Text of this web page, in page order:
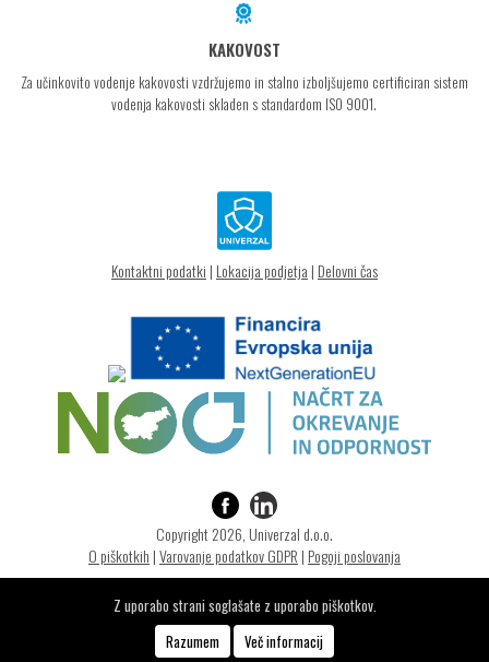
Z uporabo strani soglašate z uporabo piškotkov.
Razumem
Več informacij
KAKOVOST
Za učinkovito vodenje kakovosti vzdržujemo in stalno izboljšujemo certificiran sistem
vodenja kakovosti skladen s standardom ISO 9001.
Kontaktni podatki | Lokacija podjetja | Delovni čas
Copyright 2026, Univerzal d.o.o.
O piškotkih |Varovanje podatkov GDPR | Pogoji poslovanja
izdelava strani
Optimizacija spletne strani:www.sabinabizjak.com